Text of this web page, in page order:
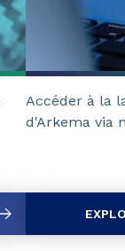
Accéder à la
d'Arkema via